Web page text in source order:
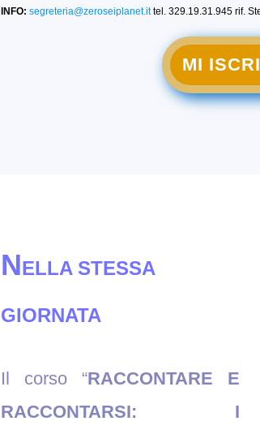
INFO: segreteria@zeroseiplanet.ittel. 329.19.31.945 rif.
MI
NELLA STESSA
GIORNATA
Il corso “RACCONTARE E
RACCONTARSI: I